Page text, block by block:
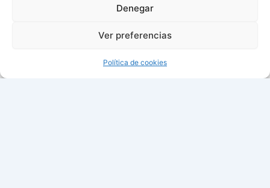
Denegar
Ver preferencias
Política de cookies